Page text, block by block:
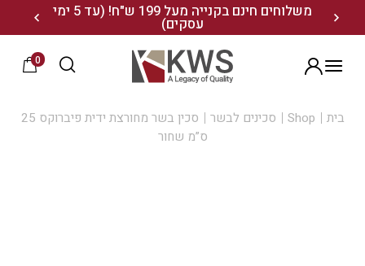
משלוחים חינם בקנייה מעל 199 ש"ח! (עד 5 ימי
עסקים) 20% הנחה על מגוון התיקים השוויצריים לחצו כאן>>
0
בית Shop סכינים לבשר
סכין בשר מחורצת ידית פיברוקס 25
ס”מ שחור